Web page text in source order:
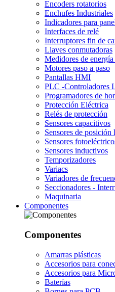
Encoders rotatorios
Enchufes Industriales
Indicadores para
Interfaces de relé
Interruptores fin de
Llaves conmutadoras
Medidores de
Motores paso a paso
Pantallas HMI
PLC -Controladores
Programadores de
Protección Eléctrica
Relés de protección
Sensores capacitivos
Sensores de posición
Sensores
Sensores inductivos
Temporizadores
Variacs
Variadores de
Seccionadores -
Maquinaria
Componentes
Componentes
Amarras plásticas
Accesorios para
Accesorios para
Baterías